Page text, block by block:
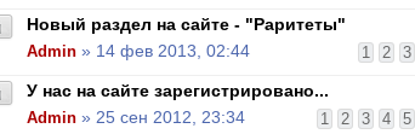
Новый раздел на сайте - "Раритеты"
1 2 3
Admin » 14 фев 2013, 02:44
У нас на сайте зарегистрировано...
1 2 3 4 5
Admin » 25 сен 2012, 23:34